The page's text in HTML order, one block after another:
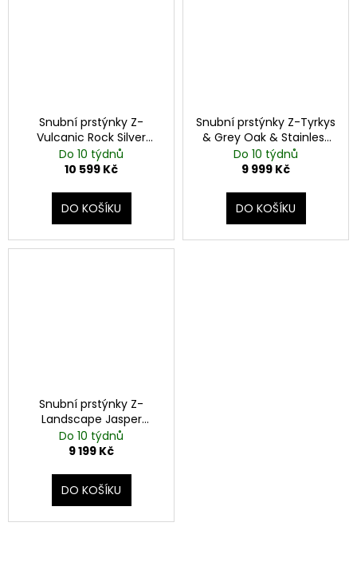
Snubní prstýnky Z-
Vulcanic Rock Silver
Stainless Steel
Do 10 týdnů
10 599 Kč
DO KOŠÍKU
Snubní prstýnky Z-Tyrkys
& Grey Oak & Stainless
Steel
Do 10 týdnů
9 999 Kč
DO KOŠÍKU
Snubní prstýnky Z-
Landscape Jasper
Stainless Steel
Do 10 týdnů
9 199 Kč
DO KOŠÍKU